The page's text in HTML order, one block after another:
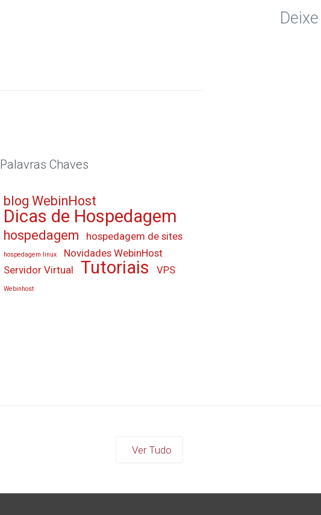
Palavras Chaves
blog WebinHost
Dicas de Hospedagem
hospedagem hospedagem de sites
hospedagem linux
Novidades WebinHost
Servidor Virtual
Tutoriais VPS
Webinhost
Ver Tudo